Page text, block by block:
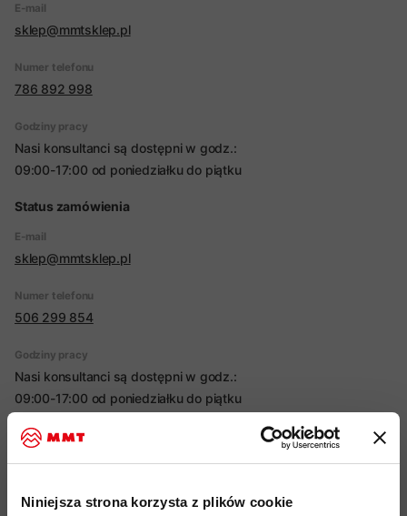
Niniejsza strona korzysta z plików cookie
E-mail
sklep@mmtsklep.pl
Numer telefonu
786 892 998
Godziny pracy
Nasi konsultanci są dostępni w godz.:
09:00-17:00 od poniedziałku do piątku
Status zamówienia
E-mail
sklep@mmtsklep.pl
Numer telefonu
506 299 854
Godziny pracy
Nasi konsultanci są dostępni w godz.:
09:00-17:00 od poniedziałku do piątku
Reklamacje
E-mail